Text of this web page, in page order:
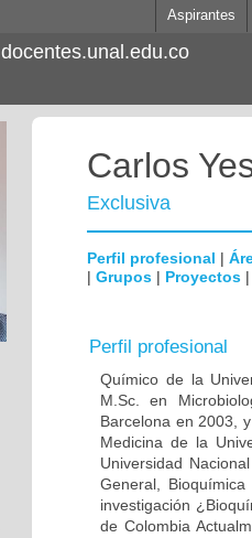
Aspirantes
docentes.unal.edu.co
Carlos
Exclusiva
Perfil profesional |
| Grupos | Proyectos
Perfil profesional
Químico de la
M.Sc. en
Barcelona en 2003,
Medicina de la
Universidad
General,
investigación
de Colombia